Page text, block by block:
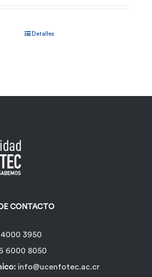
Detalles
CONTACTO
3950
6000 8050
info@ucenfotec.ac.cr